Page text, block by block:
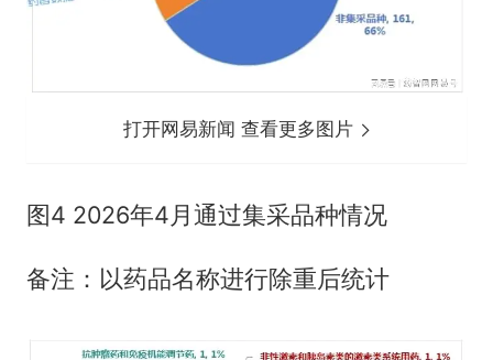
打开网易新闻 查看更多图片
图4 2026年4月通过集采品种情况
备注：以药品名称进行除重后统计